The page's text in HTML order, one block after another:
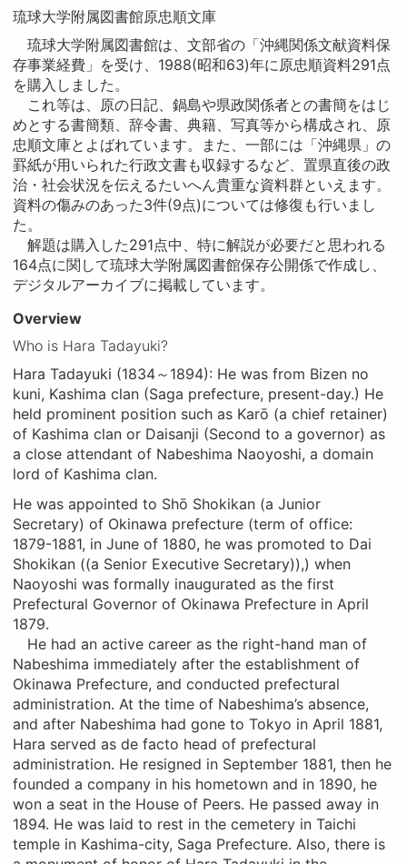
琉球大学附属図書館原忠順文庫
琉球大学附属図書館は、文部省の「沖縄関係文献資料保
存事業経費」を受け、1988(昭和63)年に原忠順資料291点
を購入しました。
これ等は、原の日記、鍋島や県政関係者との書簡をはじ
めとする書簡類、辞令書、典籍、写真等から構成され、原
忠順文庫とよばれています。また、一部には「沖縄県」の
罫紙が用いられた行政文書も収録するなど、置県直後の政
治・社会状況を伝えるたいへん貴重な資料群といえます。
資料の傷みのあった3件(9点)については修復も行いまし
た。
解題は購入した291点中、特に解説が必要だと思われる
164点に関して琉球大学附属図書館保存公開係で作成し、
デジタルアーカイブに掲載しています。
Overview
Who is Hara Tadayuki?
Hara Tadayuki (1834～1894): He was from Bizen no
kuni, Kashima clan (Saga prefecture, present-day.) He
held prominent position such as Karō (a chief retainer)
of Kashima clan or Daisanji (Second to a governor) as
a close attendant of Nabeshima Naoyoshi, a domain
lord of Kashima clan.
He was appointed to Shō Shokikan (a Junior
Secretary) of Okinawa prefecture (term of office:
1879-1881, in June of 1880, he was promoted to Dai
Shokikan ((a Senior Executive Secretary)),) when
Naoyoshi was formally inaugurated as the first
Prefectural Governor of Okinawa Prefecture in April
1879.
He had an active career as the right-hand man of
Nabeshima immediately after the establishment of
Okinawa Prefecture, and conducted prefectural
administration. At the time of Nabeshima’s absence,
and after Nabeshima had gone to Tokyo in April 1881,
Hara served as de facto head of prefectural
administration. He resigned in September 1881, then he
founded a company in his hometown and in 1890, he
won a seat in the House of Peers. He passed away in
1894. He was laid to rest in the cemetery in Taichi
temple in Kashima-city, Saga Prefecture. Also, there is